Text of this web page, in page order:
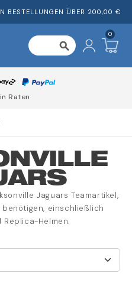
BESTELLUNGEN ÜBER 200,00 €
search
0
Raten
Jaguars Teamartikel,
benötigen, einschließlich
Replica-Helmen.